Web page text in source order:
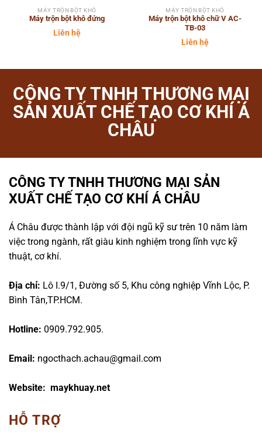
MÁY TRỘN BỘT KHÔ
Máy trộn bột khô đứng
Liên hệ
MÁY TRỘN BỘT KHÔ
Máy trộn bột khô chữ V AC-
TB-03
Liên hệ
CÔNG TY TNHH THƯƠNG MẠI
SẢN XUẤT CHẾ TẠO CƠ KHÍ Á
CHÂU
CÔNG TY TNHH THƯƠNG MẠI SẢN
XUẤT CHẾ TẠO CƠ KHÍ Á CHÂU
Á Châu được thành lập với đội ngũ kỹ sư trên 10 năm làm
việc trong ngành, rất giàu kinh nghiệm trong lĩnh vực kỹ
thuật, cơ khí.
Địa chỉ: Lô I.9/1, Đường số 5, Khu công nghiệp Vĩnh Lộc, P.
Bình Tân,TP.HCM.
Hotline: 0909.792.905.
Email: ngocthach.achau@gmail.com
Website: maykhuay.net
HỖ TRỢ